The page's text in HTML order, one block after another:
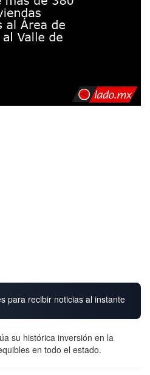
para recibir noticias al instante
su histórica inversión en la
en todo el estado.